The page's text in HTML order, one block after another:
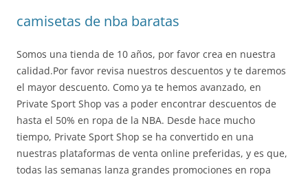
camisetas de nba baratas
Somos una tienda de 10 años, por favor crea en nuestra
calidad.Por favor revisa nuestros descuentos y te daremos
el mayor descuento. Como ya te hemos avanzado, en
Private Sport Shop vas a poder encontrar descuentos de
hasta el 50% en ropa de la NBA. Desde hace mucho
tiempo, Private Sport Shop se ha convertido en una
nuestras plataformas de venta online preferidas, y es que,
todas las semanas lanza grandes promociones en ropa